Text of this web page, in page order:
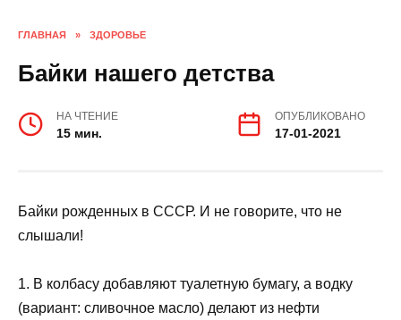
ГЛАВНАЯ » ЗДОРОВЬЕ
Байки нашего детства
НА ЧТЕНИЕ
15 мин.
ОПУБЛИКОВАНО
17-01-2021
Байки рожденных в СССР. И не говорите, что не
слышали!
1. В колбасу добавляют туалетную бумагу, а водку
(вариант: сливочное масло) делают из нефти